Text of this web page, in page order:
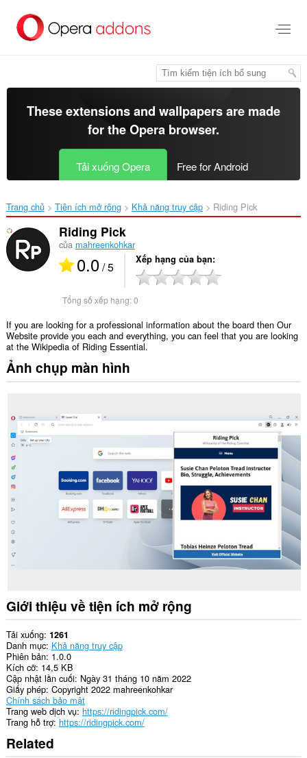
đến
These extensions and wallpapers are made
for theOpera browser.
Tải xuống Opera Free for Android
Trang chủ Tiện ích mở rộng Khả năng truy cập Riding Pick‎
Riding Pick
của mahreenkohkar
0.0/ 5 Xếp hạng của bạn
Tổng số xếp hạng:0
If you are looking for a professional information about the board then Our
Website provide you each and everything, you can feel that you are looking
at the Wikipedia of Riding Essential.
Ảnh chụp màn hình
Giới thiệu về tiện ích mở rộng
Tải xuống 1261
Danh mục Khả năng truy cập
Phiên bản 1.0.0
Kích cỡ 14,5 KB
Cập nhật lần cuối Ngày 31 tháng 10 năm 2022
Giấy phép Copyright 2022 mahreenkohkar
Chính sách bảo mật
Trang web dịch vụ https://ridingpick.com/
Trang hỗ trợ https://ridingpick.com/
Related